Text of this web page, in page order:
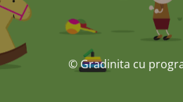
© Gradinita cu